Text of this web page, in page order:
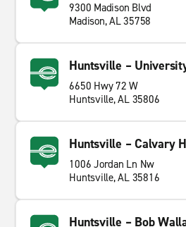
9300 Madison Blvd
Madison, AL 35758
Huntsville –
6650 Hwy 72 W
Huntsville, AL 35806
Huntsville – Calvary
1006 Jordan Ln Nw
Huntsville, AL 35816
Huntsville – Bob